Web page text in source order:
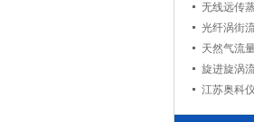
无线远传
光纤涡街
天然气流
旋进旋涡